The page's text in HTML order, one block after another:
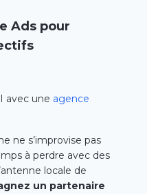
Adspour
avec une agence
ne s’improvise pas
à perdre avec des
locale de
un partenaire